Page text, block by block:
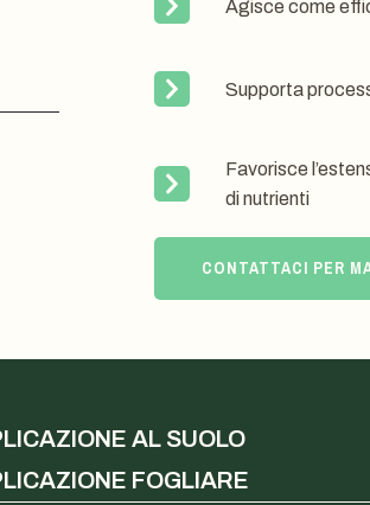
Agisce come
Supporta
Favorisce
di nutrienti
CONTATTACI PER
AL SUOLO
FOGLIARE